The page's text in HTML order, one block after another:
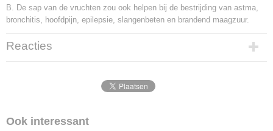
B. De sap van de vruchten zou ook helpen bij de bestrijding van astma,
bronchitis, hoofdpijn, epilepsie, slangenbeten en brandend maagzuur.
Reacties
Ook interessant